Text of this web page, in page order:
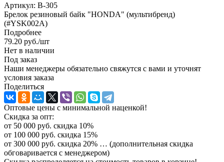
Артикул: B-305
Брелок резиновый байк "HONDA" (мультибренд)
(#YSK002A)
Подробнее
79.20 руб./шт
Нет в наличии
Под заказ
Наши менеджеры обязательно свяжутся с вами и уточнят
условия заказа
Поделиться
Оптовые цены с минимальной наценкой!
Скидка за опт:
от 50 000 руб. скидка 10%
от 100 000 руб. скидка 15%
от 300 000 руб. скидка 20% … (дополнительная скидка
обговаривается с менеджером)